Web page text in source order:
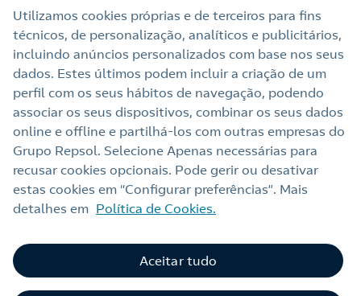
Links Úteis
Nota legal
Política de privacidade
Política de cookies
Termos e Condições My Repsol
Alerta por fraude
Livro de Reclamações Online
Utilizamos cookies próprias e de terceiros para fins
técnicos, de personalização, analíticos e publicitários,
incluindo anúncios personalizados com base nos seus
dados. Estes últimos podem incluir a criação de um
perfil com os seus hábitos de navegação, podendo
associar os seus dispositivos, combinar os seus dados
online e offline e partilhá‑los com outras empresas do
Grupo Repsol. Selecione Apenas necessárias para
recusar cookies opcionais. Pode gerir ou desativar
estas cookies em “Configurar preferências”. Mais
detalhes em Política de Cookies.
Aceitar tudo